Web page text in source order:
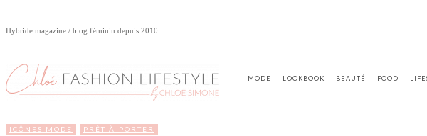
Hybride magazine / blog féminin depuis 2010
MODE LOOKBOOK BEAUTÉ FOOD
ICÔNES MODE PRÊT-À-PORTER